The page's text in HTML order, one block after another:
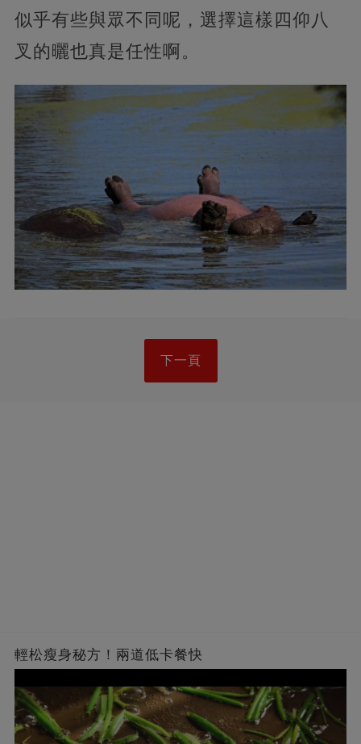
似乎有些與眾不同呢，選擇這樣四仰八
叉的曬也真是任性啊。
下一頁
輕松瘦身秘方！兩道低卡餐快